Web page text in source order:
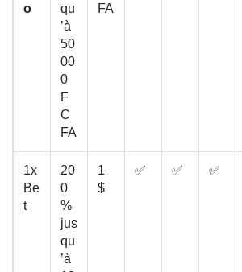
o
qu
’à
50
00
0
F
C
FA
FA
1x
Be
t
20
0
%
jus
qu
’à
1
$
✅ ✅ ✅